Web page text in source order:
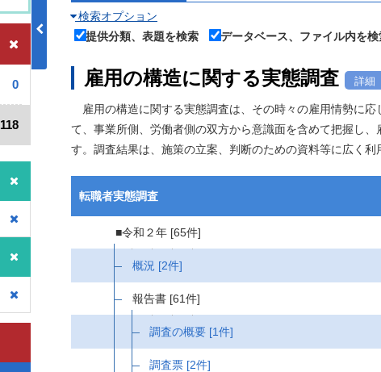
0
118
検索オプション
提供分類、表題を検索
データベース、ファイル内を検
雇用の構造に関する実態調査 詳細
雇用の構造に関する実態調査は、その時々の雇用情勢に
て、事業所側、労働者側の双方から意識面を含めて把握し
す。調査結果は、施策の立案、判断のための資料等に広く利
転職者実態調査
■令和２年 [65件]
概況 [2件]
報告書 [61件]
調査の概要 [1件]
調査票 [2件]